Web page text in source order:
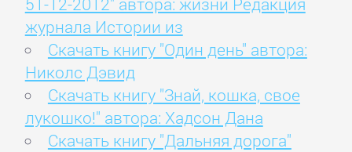
журнала Истории из
Скачать книгу "Один день" автора:
Николс Дэвид
Скачать книгу "Знай, кошка, свое
лукошко!" автора: Хадсон Дана
Скачать книгу "Дальняя дорога"